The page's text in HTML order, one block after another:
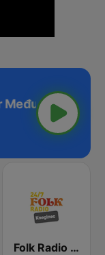
Folk Radio Kneginec